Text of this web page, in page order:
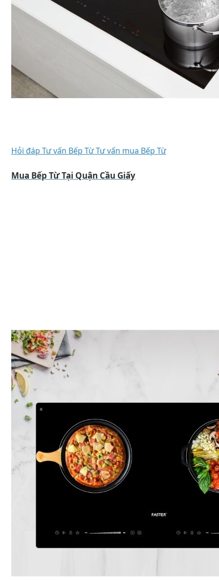
Hỏi đáp Tư vấn Bếp TừTư vấn mua Bếp Từ
Mua Bếp Từ Tại Quận Cầu Giấy